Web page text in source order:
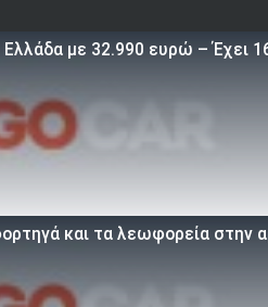
με 32.990 ευρώ – Έχει
και τα λεωφορεία στην